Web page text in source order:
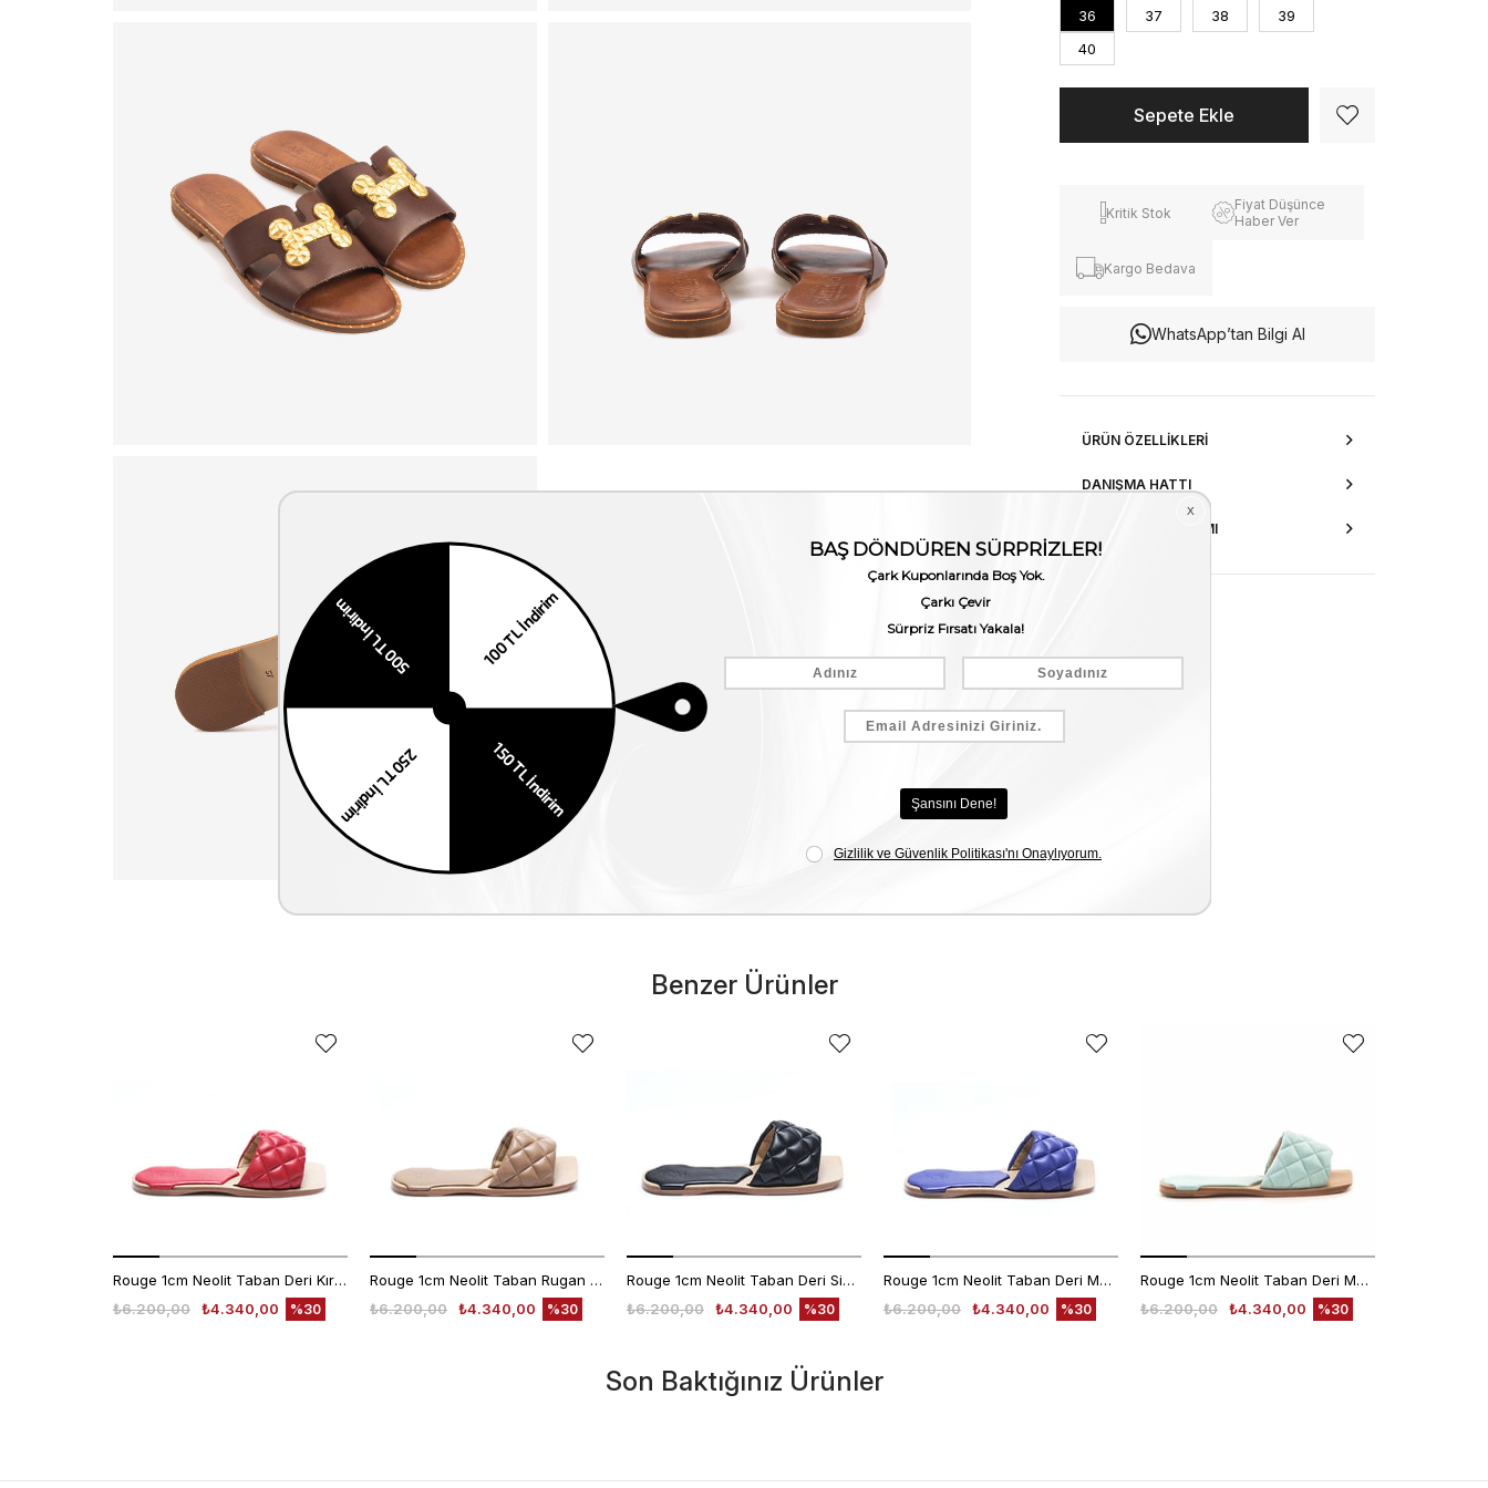
36 37 38
39
40
Kritik Stok
Fiyat Düşünce
Haber Ver
Kargo Bedava
WhatsApp’tan Bilgi Al
ÜRÜN ÖZELLIKLERI
DANIŞMA HATTI
AKSESUAR ONARIMI
Benzer Ürünler
Rouge 1cm Neolit Taban Deri Kırmızı Kadın Terlik 0197-169
₺4.340,00
₺6.200,00 %30
Rouge 1cm Neolit Taban Rugan Deri Nude Kadın Terlik 0197-169
₺4.340,00
₺6.200,00 %30
Rouge 1cm Neolit Taban Deri Siyah Kadın Terlik 0197-169
₺4.340,00
₺6.200,00 %30
Rouge 1cm Neolit Taban Deri Mor Kadın Terlik 0197-169
₺4.340,00
₺6.200,00 %30
Rouge 1cm Neolit Taban Deri Mavi Kadın Terlik 0197-169
₺4.340,00
₺6.200,00 %30
Son Baktığınız Ürünler